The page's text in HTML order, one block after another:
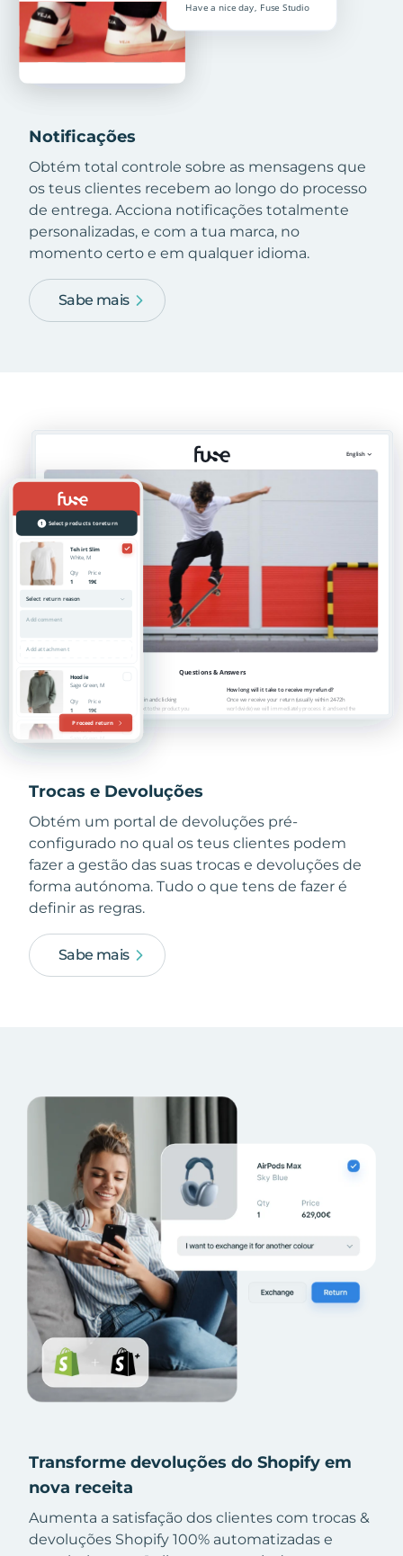
Notificações
Obtém total controle sobre as mensagens que
os teus clientes recebem ao longo do processo
de entrega. Acciona notificações totalmente
personalizadas, e com a tua marca, no
momento certo e em qualquer idioma.
Sabe mais
Trocas e Devoluções
Obtém um portal de devoluções pré-
configurado no qual os teus clientes podem
fazer a gestão das suas trocas e devoluções de
forma autónoma. Tudo o que tens de fazer é
definir as regras.
Sabe mais
Transforme devoluções do Shopify em
nova receita
Aumenta a satisfação dos clientes com trocas &
devoluções Shopify 100% automatizadas e